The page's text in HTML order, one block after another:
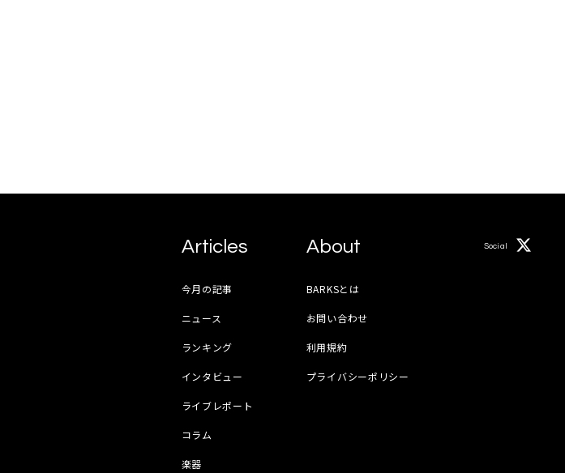
Articles
今月の記事
ニュース
ランキング
インタビュー
ライブレポート
コラム
楽器
About
BARKSとは
お問い合わせ
利用規約
プライバシーポリシー
Social